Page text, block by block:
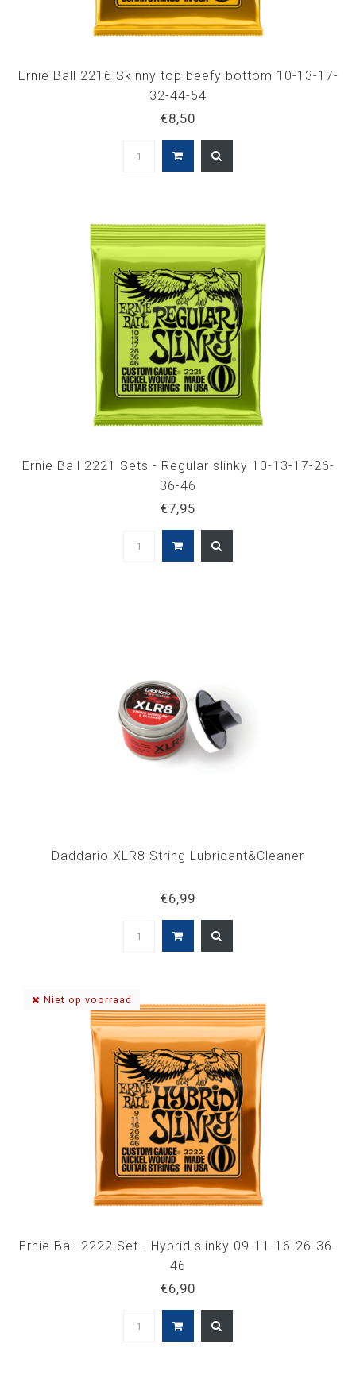
Ernie Ball 2216 Skinny top beefy bottom 10-13-17-
32-44-54
€8,50
Ernie Ball 2221 Sets - Regular slinky 10-13-17-26-
36-46
€7,95
Daddario XLR8 String Lubricant&Cleaner
€6,99
Niet op voorraad
Ernie Ball 2222 Set - Hybrid slinky 09-11-16-26-36-
46
€6,90